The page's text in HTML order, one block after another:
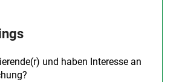
M. C., & Pflitsch, M.
Observer Effects on Quantum
Bayesian Analysis Reveals
9.
10.3389/fpsyg.2018.00379
Munich.
und haben Interesse an